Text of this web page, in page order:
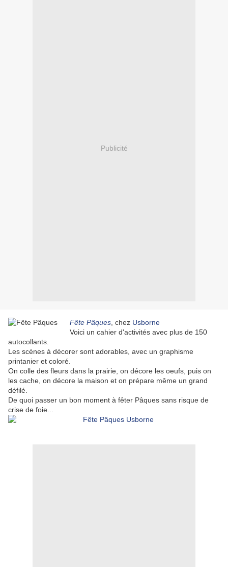
Publicité
Fête Pâques , chez Usborne
Voici un cahier d'activités avec plus de 150
autocollants.
Les scènes à décorer sont adorables, avec un graphisme
printanier et coloré.
On colle des fleurs dans la prairie, on décore les oeufs, puis on
les cache, on décore la maison et on prépare même un grand
défilé.
De quoi passer un bon moment à fêter Pâques sans risque de
crise de foie...